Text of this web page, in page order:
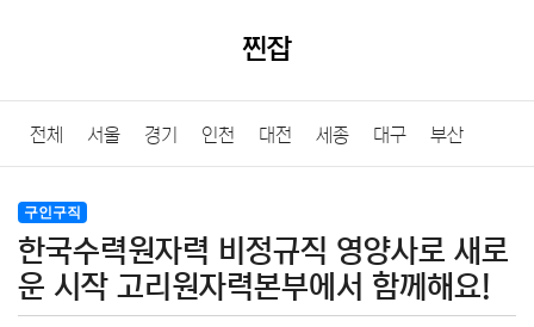
찐잡
전체 서울 경기 인천 대전 세종 대구 부산
울산
전남 제주
구인구직
한국수력원자력 비정규직 영양사로 새로
운 시작 고리원자력본부에서 함께해요!